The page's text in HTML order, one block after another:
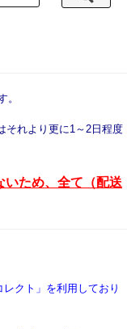
。
それより更に1～2日程度
いため、全て（配送
クト」を利用しており